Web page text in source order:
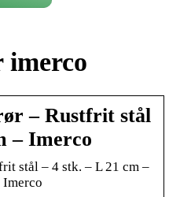
imerco
– Rustfrit stål
– Imerco
stål – 4 stk. – L 21 cm –